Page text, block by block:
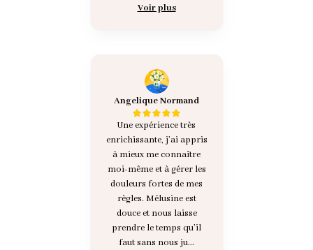
Voir plus
Angelique Normand
Une expérience très
enrichissante, j’ai appris
à mieux me connaître
moi-même et à gérer les
douleurs fortes de mes
règles. Mélusine est
douce et nous laisse
prendre le temps qu’il
faut sans nous ju...